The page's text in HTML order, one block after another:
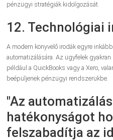
pénzügyi stratégiák kidolgozását.
12. Technológiai
A modern könyvelő irodák egyre
automatizálására. Az ügyfelek
például a QuickBooks vagy a Xero,
beépüljenek pénzügyi rendszerükbe.
"Az
hatékonyságot
felszabadítja az